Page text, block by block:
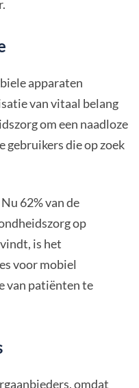
apparaten
van vitaal belang
om een naadloze
gebruikers die op zoek
Nu 62% van de
op
is het
voor mobiel
van patiënten te
omdat